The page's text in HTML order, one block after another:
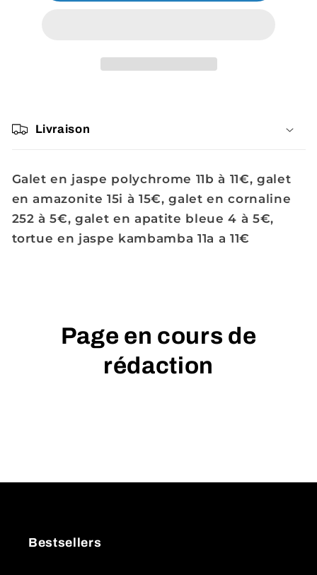
Livraison
Galet en jaspe polychrome 11b à 11€, galet
en amazonite 15i à 15€, galet en cornaline
252 à 5€, galet en apatite bleue 4 à 5€,
tortue en jaspe kambamba 11a a 11€
Page en cours de
rédaction
Bestsellers